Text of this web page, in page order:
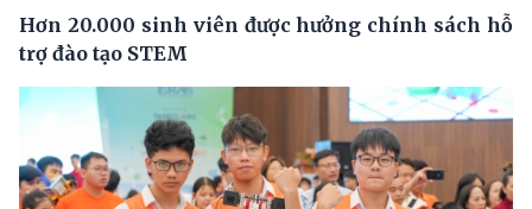
Hơn 20.000 sinh viên được hưởng chính sách hỗ
trợ đào tạo STEM